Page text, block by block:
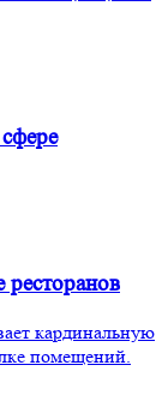
кардинальную
помещений.